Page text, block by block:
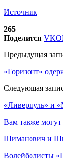
Источник
265
Поделится VK
Предыдущая
«Горизонт»
Следующая
«Ливерпуль» и
Вам также могут
Шиманович и
Волейболисты